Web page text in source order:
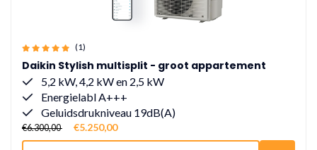
(1)
Daikin Stylish multisplit - groot appartement
5,2 kW, 4,2 kW en 2,5 kW
Energielabl A+++
Geluidsdrukniveau 19dB(A)
€6.300,00 €5.250,00